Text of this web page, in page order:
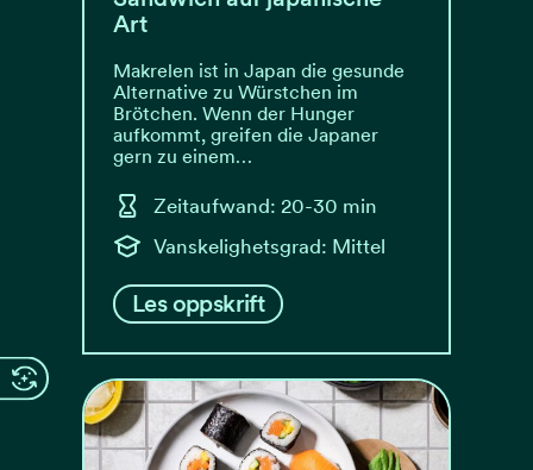
Art
Makrelen ist in Japan die gesunde
Alternative zu Würstchen im
Brötchen. Wenn der Hunger
aufkommt, greifen die Japaner
gern zu einem…
Zeitaufwand: 20-30 min
Vanskelighetsgrad: Mittel
Les oppskrift